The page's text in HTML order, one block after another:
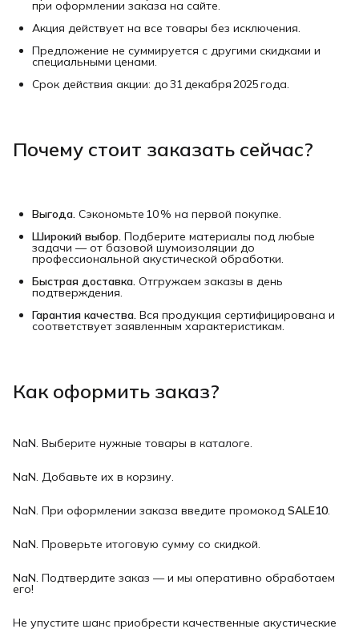
при оформлении заказа на сайте.
Акция действует на все товары без исключения.
Предложение не суммируется с другими скидками и
специальными ценами.
Срок действия акции: до 31 декабря 2025 года.
Почему стоит заказать сейчас?
Выгода. Сэкономьте 10 % на первой покупке.
Широкий выбор. Подберите материалы под любые
задачи — от базовой шумоизоляции до
профессиональной акустической обработки.
Быстрая доставка. Отгружаем заказы в день
подтверждения.
Гарантия качества. Вся продукция сертифицирована и
соответствует заявленным характеристикам.
Как оформить заказ?
NaN. Выберите нужные товары в каталоге.
NaN. Добавьте их в корзину.
NaN. При оформлении заказа введите промокод SALE10.
NaN. Проверьте итоговую сумму со скидкой.
NaN. Подтвердите заказ — и мы оперативно обработаем
его!
Не упустите шанс приобрести качественные акустические